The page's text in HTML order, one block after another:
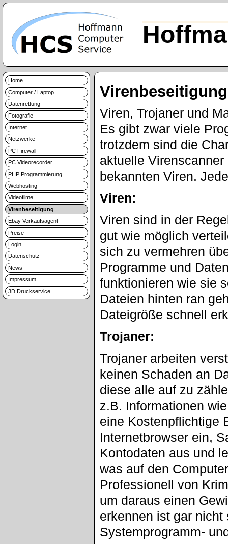
Home
Computer / Laptop
Datenrettung
Fotografie
Internet
Netzwerke
PC Firewall
PC Videorecorder
PHP Programmierung
Webhosting
Videofilme
Virenbeseitigung
Ebay Verkaufsagent
Preise
Login
Datenschutz
News
Impressum
3D Druckservice
Viren, Trojaner und
Es gibt zwar viele
trotzdem sind die
aktuelle
bekannten Viren.
Viren:
Viren sind in der
gut wie möglich
sich zu vermehren
Programme und
funktionieren wie sie
Dateien hinten ran
Dateigröße schnell
Trojaner:
Trojaner arbeiten
keinen Schaden an
diese alle auf zu
z.B. Informationen
eine Kostenpflichtige
Internetbrowser ein,
Kontodaten aus und
was auf den
Professionell von
um daraus einen
erkennen ist gar
Systemprogramm-